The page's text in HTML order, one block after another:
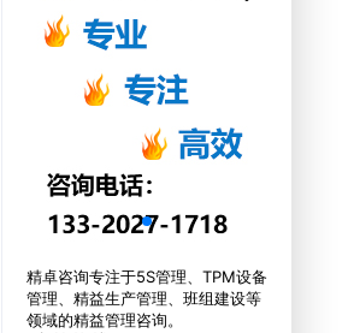
精卓咨询专注于5S管理、TPM设备
管理、精益生产管理、班组建设等
领域的精益管理咨询。